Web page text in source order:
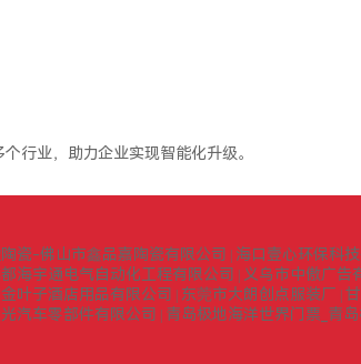
行业，助力企业实现智能化升级。
瓷-佛山市鑫品嘉陶瓷有限公司 海口壹心环保科
海宇通电气自动化工程有限公司 义乌市中傲广告
叶子酒店用品有限公司 东莞市大朗创点服装厂
汽车零部件有限公司 青岛极地海洋世界门票_青